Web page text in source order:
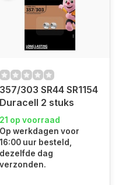
357/303 SR44 SR1154
Duracell 2 stuks
21 op voorraad
Op werkdagen voor
16:00 uur besteld,
dezelfde dag
verzonden.